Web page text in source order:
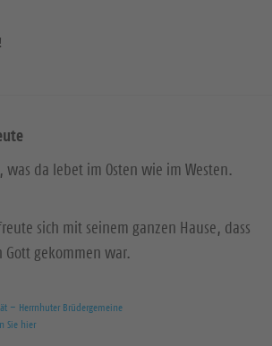
was da lebet im Osten wie im Westen.
sich mit seinem ganzen Hause, dass
Gott gekommen war.
– Herrnhuter Brüdergemeine
Sie hier